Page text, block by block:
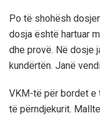
Po të shohësh
dosja është hartuar
dhe provë. Në dosje
kundërtën. Janë
VKM-të për bordet e
të përndjekurit.